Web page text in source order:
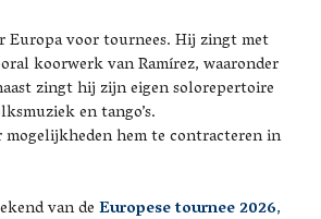
Europa voor tournees. Hij zingt met
koorwerk van Ramírez, waaronder
zingt hij zijn eigen solorepertoire
en tango’s.
hem te contracteren in
van deEuropese tournee 2026,